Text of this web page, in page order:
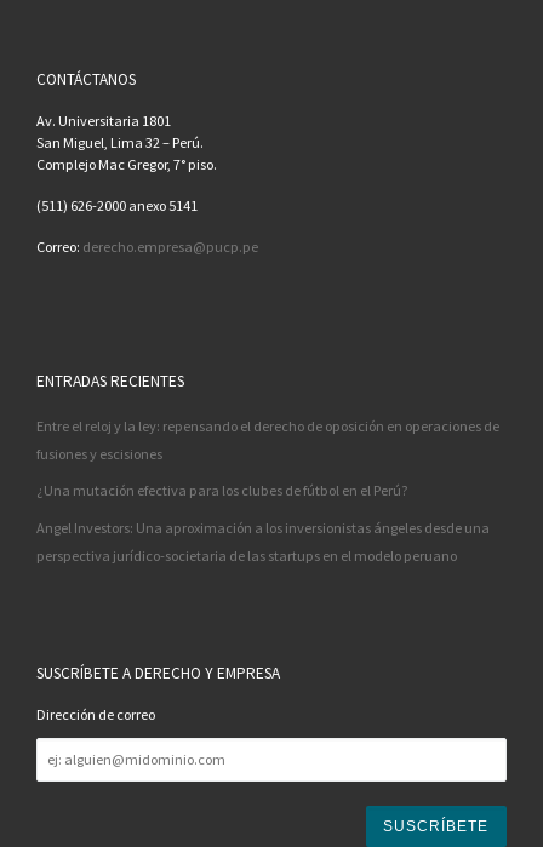
CONTÁCTANOS
Av. Universitaria 1801
San Miguel, Lima 32 – Perú.
Complejo Mac Gregor, 7° piso.
(511) 626-2000 anexo 5141
Correo: derecho.empresa@pucp.pe
ENTRADAS RECIENTES
Entre el reloj y la ley: repensando el derecho de oposición en operaciones de
fusiones y escisiones
¿Una mutación efectiva para los clubes de fútbol en el Perú?
Angel Investors: Una aproximación a los inversionistas ángeles desde una
perspectiva jurídico-societaria de las startups en el modelo peruano
SUSCRÍBETE A DERECHO Y EMPRESA
Dirección de correo
de
correo